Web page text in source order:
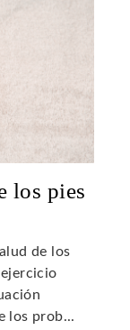
los pies
de los
los prob...